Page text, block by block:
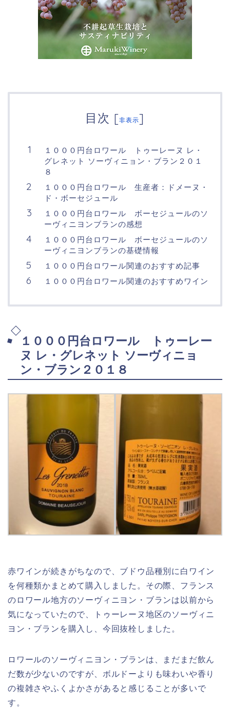
目次 [非表示]
１０００円台ロワール トゥーレーヌ レ・
グレネット ソーヴィニョン・ブラン２０１
８
１０００円台ロワール 生産者：ドメーヌ・
ド・ボーセジュール
１０００円台ロワール ボーセジュールのソ
ーヴィニヨンブランの感想
１０００円台ロワール ボーセジュールのソ
ーヴィニヨンブランの基礎情報
１０００円台ロワール関連のおすすめ記事
１０００円台ロワール関連のおすすめワイン
１０００円台ロワール トゥーレー
ヌ レ・グレネット ソーヴィニョ
ン・ブラン２０１８
赤ワインが続きがちなので、ブドウ品種別に白ワイン
を何種類かまとめて購入しました。その際、フランス
のロワール地方のソーヴィニヨン・ブランは以前から
気になっていたので、トゥーレーヌ地区のソーヴィニ
ヨン・ブランを購入し、今回抜栓しました。
ロワールのソーヴィニヨン・ブランは、まだまだ飲ん
だ数が少ないのですが、ボルドーよりも味わいや香り
の複雑さやふくよかさがあると感じることが多いで
す。